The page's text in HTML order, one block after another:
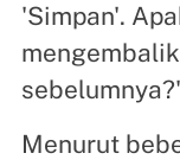
'Simpan'.
Menurut